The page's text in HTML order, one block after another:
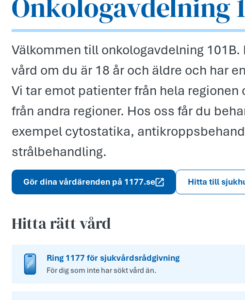
Onkologavdelning
Välkommen till onkologavdelning 101B.
vård om du är 18 år och äldre och har
Vi tar emot patienter från hela regionen
från andra regioner. Hos oss får du
exempel cytostatika,
strålbehandling.
Gör dina vårdärenden på 1177.se Hitta till
Hitta rätt vård
Ring 1177 för sjukvårdsrådgivning
För dig som inte har sökt vård än.